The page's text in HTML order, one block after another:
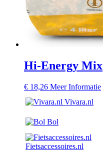
Hi-Energy Mix
€ 18,26 Meer Informatie
Vivara.nl
Bol
Fietsaccessoires.nl